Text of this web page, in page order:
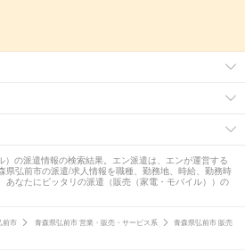
の派遣情報の検索結果。エン派遣は、エンが運営する
県弘前市の派遣/求人情報を職種、勤務地、時給、勤務時
あなたにピッタリの派遣（販売（家電・モバイル））の
前市 青森県弘前市 営業・販売・サービス系
青森県弘前市 販売